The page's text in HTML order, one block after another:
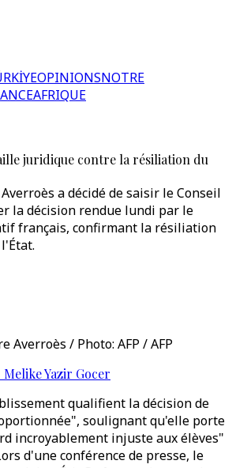
OPINIONSNOTRE
AFRIQUE
juridique contre la résiliation du
a décidé de saisir le Conseil
la décision rendue lundi par le
français, confirmant la résiliation
Averroès / Photo: AFP / AFP
Melike Yazir Gocer
qualifient la décision de
soulignant qu'elle porte
incroyablement injuste aux élèves"
d'une conférence de presse, le